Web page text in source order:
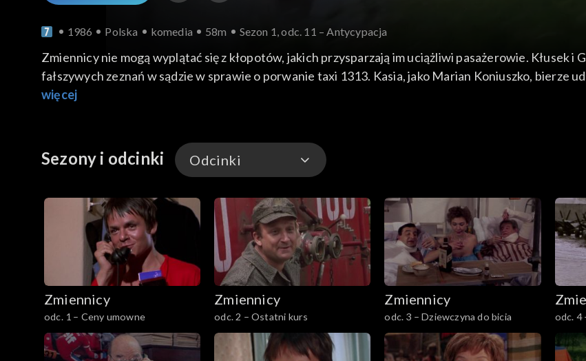
1986 Polska komedia 58m Sezon 1, odc. 11 – Antycypacja
Zmiennicy nie mogą wyplątać się z kłopotów, jakich przysparzają im uciążliwi pasażerowie. Kłusek i
fałszywych zeznań w sądzie w sprawie o porwanie taxi 1313. Kasia, jako Marian Koniuszko, bierze
przyjaciołom Jacka Parzydlaka w rozwiązaniu problemów mieszkaniowych.
więcej
Sezony i odcinki Odcinki
Odcinki
Zmiennicy
odc. 1 – Ceny umowne
Zmiennicy
odc. 2 – Ostatni kurs
Zmiennicy
odc. 3 – Dziewczyna do bicia
odc. 4
męska